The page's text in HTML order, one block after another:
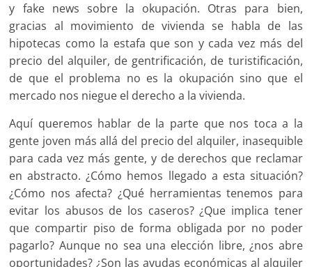
y fake news sobre la okupación. Otras para bien,
gracias al movimiento de vivienda se habla de las
hipotecas como la estafa que son y cada vez más del
precio del alquiler, de gentrificación, de turistificación,
de que el problema no es la okupación sino que el
mercado nos niegue el derecho a la vivienda.
Aquí queremos hablar de la parte que nos toca a la
gente joven más allá del precio del alquiler, inasequible
para cada vez más gente, y de derechos que reclamar
en abstracto. ¿Cómo hemos llegado a esta situación?
¿Cómo nos afecta? ¿Qué herramientas tenemos para
evitar los abusos de los caseros? ¿Que implica tener
que compartir piso de forma obligada por no poder
pagarlo? Aunque no sea una elección libre, ¿nos abre
oportunidades? ¿Son las ayudas económicas al alquiler